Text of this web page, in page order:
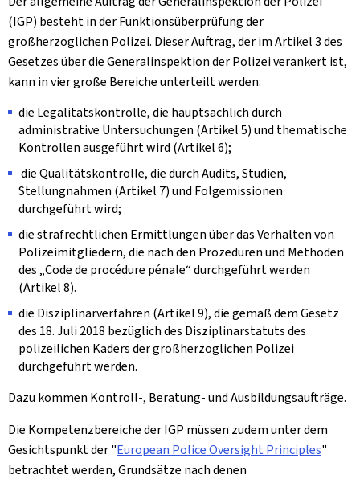
(IGP) besteht in der Funktionsüberprüfung der
großherzoglichen Polizei. Dieser Auftrag, der im Artikel 3 des
Gesetzes über die Generalinspektion der Polizei verankert ist,
kann in vier große Bereiche unterteilt werden:
die Legalitätskontrolle, die hauptsächlich durch
administrative Untersuchungen (Artikel 5) und thematische
Kontrollen ausgeführt wird (Artikel 6);
die Qualitätskontrolle, die durch Audits, Studien,
Stellungnahmen (Artikel 7) und Folgemissionen
durchgeführt wird;
die strafrechtlichen Ermittlungen über das Verhalten von
Polizeimitgliedern, die nach den Prozeduren und Methoden
des „Code de procédure pénale“ durchgeführt werden
(Artikel 8).
die Disziplinarverfahren (Artikel 9), die gemäß dem Gesetz
des 18. Juli 2018 bezüglich des Disziplinarstatuts des
polizeilichen Kaders der großherzoglichen Polizei
durchgeführt werden.
Dazu kommen Kontroll-, Beratung- und Ausbildungsaufträge.
Die Kompetenzbereiche der IGP müssen zudem unter dem
Gesichtspunkt der "European Police Oversight Principles"
betrachtet werden, Grundsätze nach denen